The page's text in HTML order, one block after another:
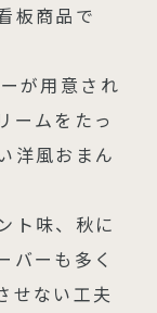
板商品で
が用意され
ームをたっ
洋風おまん
ト味、秋に
バーも多く
せない工夫